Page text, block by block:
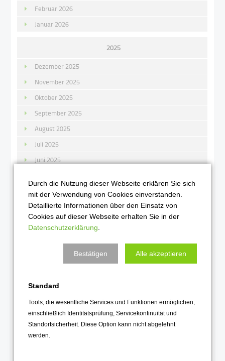
Februar 2026
Januar 2026
2025
Dezember 2025
November 2025
Oktober 2025
September 2025
August 2025
Juli 2025
Juni 2025
April 2025
März 2025
Februar 2025
Oktober 2024
September 2024
Durch die Nutzung dieser Webseite erklären Sie sich
mit der Verwendung von Cookies einverstanden.
Detaillierte Informationen über den Einsatz von
Cookies auf dieser Webseite erhalten Sie in der
Datenschutzerklärung
Bestätigen Alle akzeptieren
Standard
Tools, die wesentliche Services und Funktionen ermöglichen,
einschließlich Identitätsprüfung, Servicekontinuität und
Standortsicherheit. Diese Option kann nicht abgelehnt
werden.